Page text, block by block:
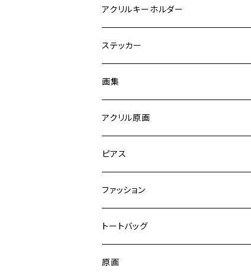
アクリルキーホルダー
ステッカー
画集
イラスト
アクリル原画
原画
ピアス
ハンドメイド
ファッション
Tシャツ
トートバッグ
原画